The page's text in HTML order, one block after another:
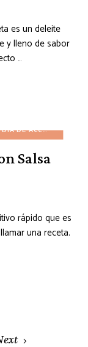
es un deleite
y lleno de sabor
…
DÍA DE ACCIÓN DE GRACIAS
Salsa
rápido que es
una receta.